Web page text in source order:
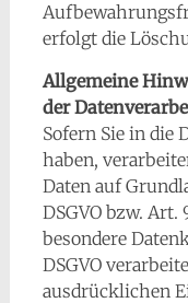
erfolgt die
Allgemeine
der
Sofern Sie in die
haben,
Daten auf
DSGVO bzw. Art.
besondere
DSGVO
ausdrücklichen